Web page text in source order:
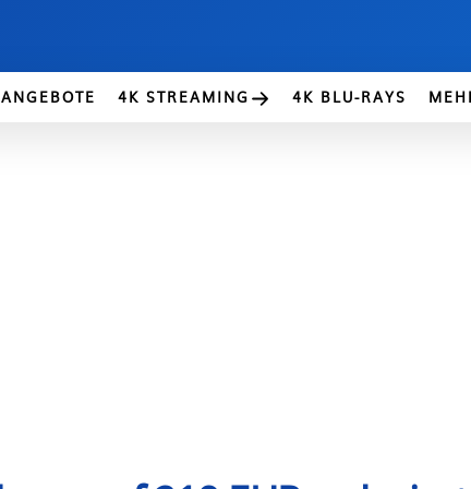
ANGEBOTE 4K STREAMING 4K BLU-RAYS